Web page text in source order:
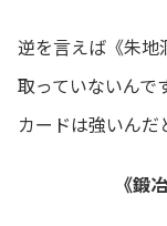
逆を言えば《朱地
取っていないんで
カードは強いんだ
《鍛